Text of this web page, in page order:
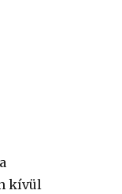
kívül